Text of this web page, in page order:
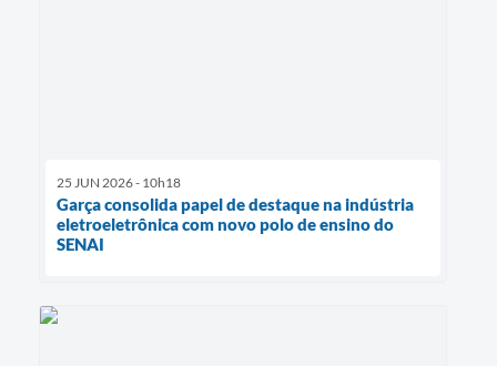
25 JUN 2026 - 10h18
Garça consolida papel de destaque na indústria
eletroeletrônica com novo polo de ensino do
SENAI